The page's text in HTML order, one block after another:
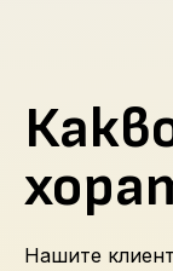
Нашите